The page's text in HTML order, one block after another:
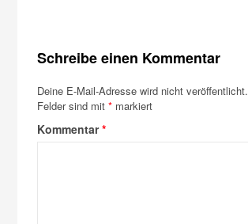
Schreibe einen Kommentar
Deine E-Mail-Adresse wird nicht veröffentlicht.
Felder sind mit* markiert
Kommentar*